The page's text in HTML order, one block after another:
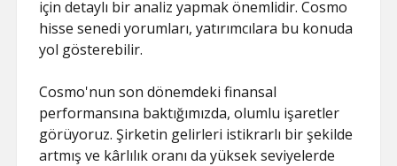
için detaylı bir analiz yapmak önemlidir. Cosmo
hisse senedi yorumları, yatırımcılara bu konuda
yol gösterebilir.
Cosmo'nun son dönemdeki finansal
performansına baktığımızda, olumlu işaretler
görüyoruz. Şirketin gelirleri istikrarlı bir şekilde
artmış ve kârlılık oranı da yüksek seviyelerde